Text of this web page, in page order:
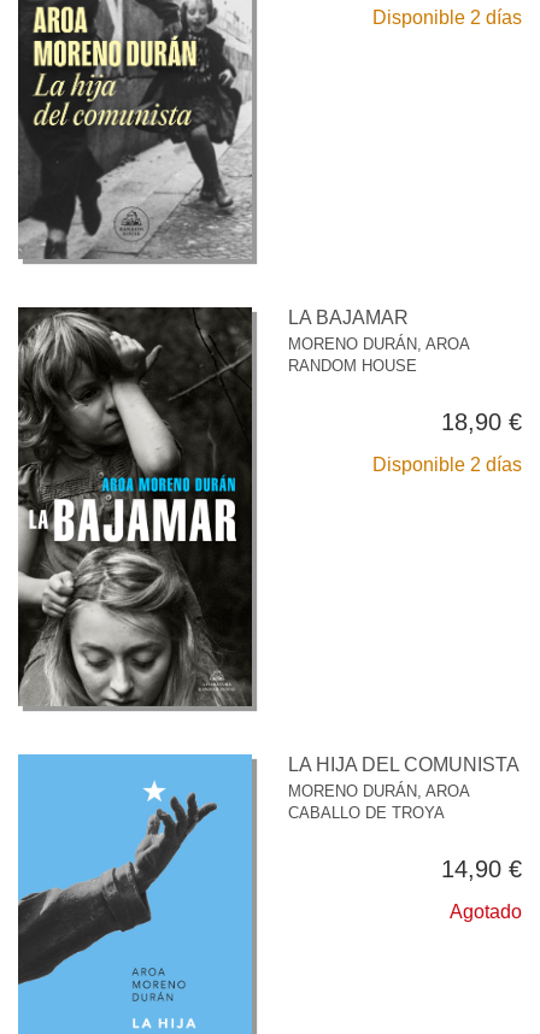
Disponible 2 días
LA BAJAMAR
MORENO DURÁN, AROA
RANDOM HOUSE
18,90 €
Disponible 2 días
LA HIJA DEL COMUNISTA
MORENO DURÁN, AROA
CABALLO DE TROYA
14,90 €
Agotado